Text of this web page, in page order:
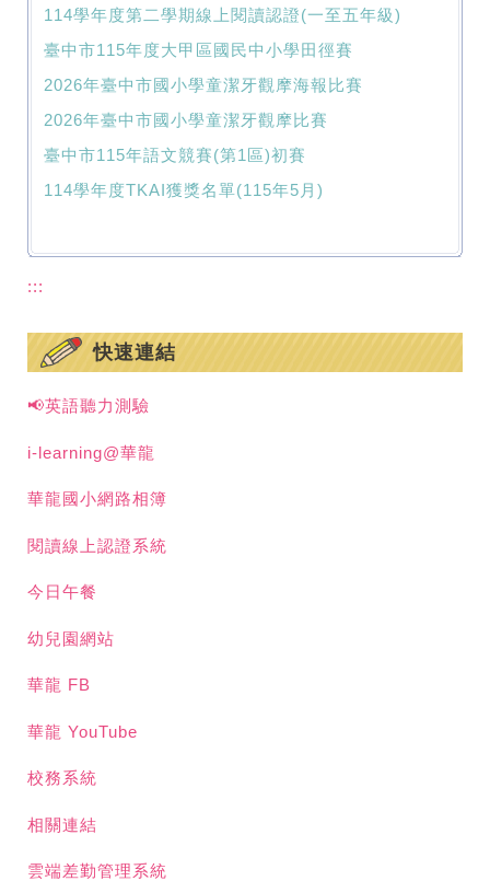
114學年度第二學期線上閱讀認證(一至五年級)
臺中市115年度大甲區國民中小學田徑賽
2026年臺中市國小學童潔牙觀摩海報比賽
2026年臺中市國小學童潔牙觀摩比賽
臺中市115年語文競賽(第1區)初賽
114學年度TKAI獲獎名單(115年5月)
:::
快速連結
📢英語聽力測驗
i-learning@華龍
華龍國小網路相簿
閱讀線上認證系統
今日午餐
幼兒園網站
華龍 FB
華龍 YouTube
校務系統
相關連結
雲端差勤管理系統